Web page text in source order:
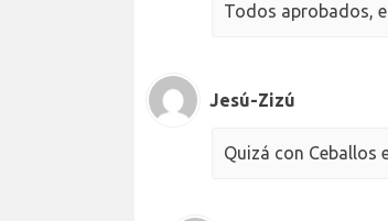
Todos aprobados,
Jesú-Zizú
Quizá con Ceballos